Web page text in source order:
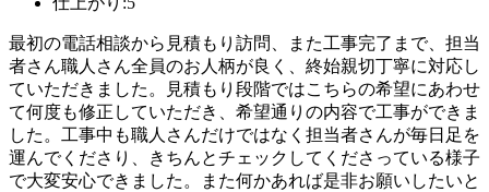
最初の電話相談から見積もり訪問、また工事完了まで、担当
者さん職人さん全員のお人柄が良く、終始親切丁寧に対応し
ていただきました。見積もり段階ではこちらの希望にあわせ
て何度も修正していただき、希望通りの内容で工事ができま
した。工事中も職人さんだけではなく担当者さんが毎日足を
運んでくださり、きちんとチェックしてくださっている様子
で大変安心できました。また何かあれば是非お願いしたいと